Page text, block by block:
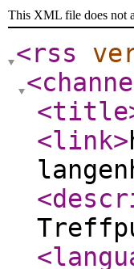
This XML file does not
<rss
<title
<link>